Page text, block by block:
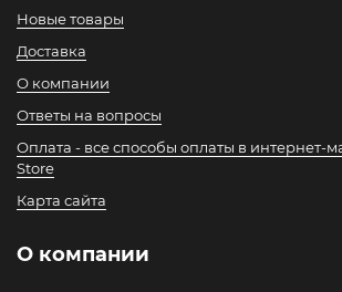
Новые товары
Доставка
О компании
Ответы на вопросы
Оплата - все способы оплаты в интернет-
Store
Карта сайта
О компании